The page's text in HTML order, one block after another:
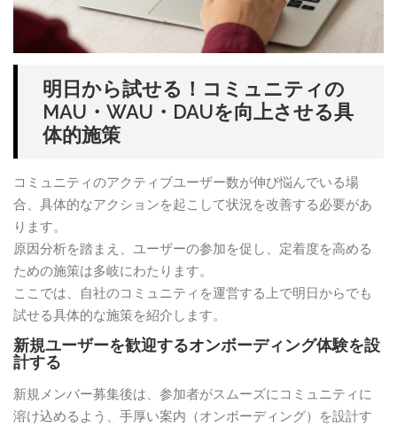
明日から試せる！コミュニティの
MAU・WAU・DAUを向上させる具
体的施策
コミュニティのアクティブユーザー数が伸び悩んでいる場
合、具体的なアクションを起こして状況を改善する必要があ
ります。
原因分析を踏まえ、ユーザーの参加を促し、定着度を高める
ための施策は多岐にわたります。
ここでは、自社のコミュニティを運営する上で明日からでも
試せる具体的な施策を紹介します。
新規ユーザーを歓迎するオンボーディング体験を設
計する
新規メンバー募集後は、参加者がスムーズにコミュニティに
溶け込めるよう、手厚い案内（オンボーディング）を設計す